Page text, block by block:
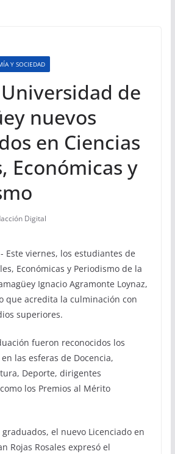
Y SOCIEDAD
de
nuevos
en Ciencias
Económicas y
Digital
Este viernes, los estudiantes de
Económicas y Periodismo de la
Ignacio Agramonte Loynaz,
que acredita la culminación con
superiores.
fueron reconocidos los
las esferas de Docencia,
Deporte, dirigentes
los Premios al Mérito
el nuevo Licenciado en
Rojas Rosales expresó el